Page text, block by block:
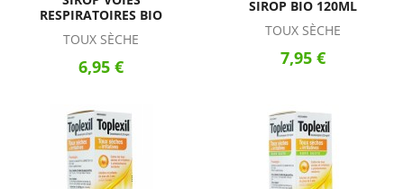
RESPIRATOIRES BIO
TOUX SÈCHE
6,95 €
SIROP BIO 120ML
TOUX SÈCHE
7,95 €